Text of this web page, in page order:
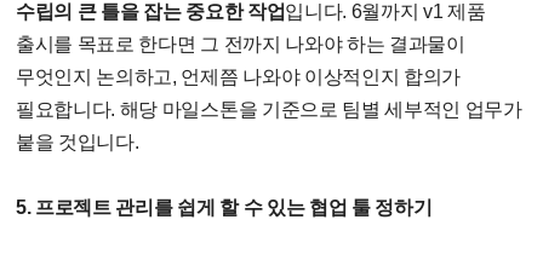
수립의 큰 틀을 잡는 중요한 작업입니다. 6월까지 v1 제품
출시를 목표로 한다면 그 전까지 나와야 하는 결과물이
무엇인지 논의하고, 언제쯤 나와야 이상적인지 합의가
필요합니다. 해당 마일스톤을 기준으로 팀별 세부적인 업무가
붙을 것입니다.
5. 프로젝트 관리를 쉽게 할 수 있는 협업 툴 정하기